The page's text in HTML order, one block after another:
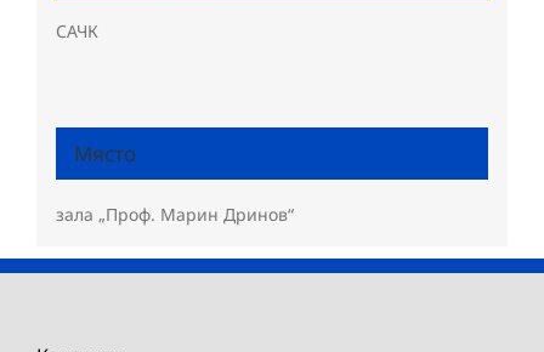
САЧК
Място
зала „Проф. Марин Дринов“